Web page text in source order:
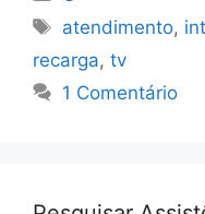
Tags
atendimento,
recarga, tv
1 Comentário